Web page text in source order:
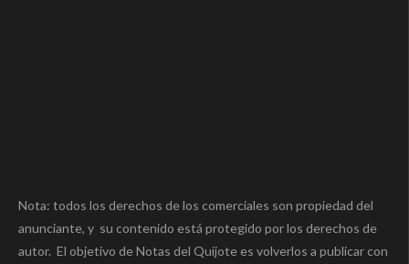
Nota: todos los derechos de los comerciales son propiedad del
anunciante, y su contenido está protegido por los derechos de
autor. El objetivo de Notas del Quijote es volverlos a publicar con